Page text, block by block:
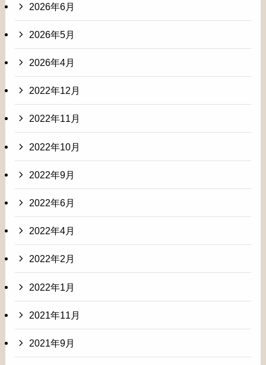
2026年6月
2026年5月
2026年4月
2022年12月
2022年11月
2022年10月
2022年9月
2022年6月
2022年4月
2022年2月
2022年1月
2021年11月
2021年9月